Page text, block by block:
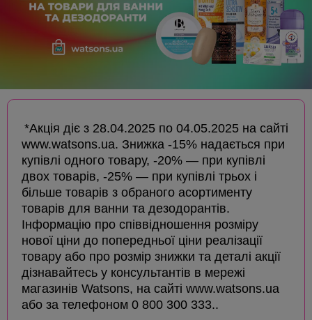
*Акція діє з 28.04.2025 по 04.05.2025 на сайті
www.watsons.ua. Знижка -15% надається при
купівлі одного товару, -20% — при купівлі
двох товарів, -25% — при купівлі трьох і
більше товарів з обраного асортименту
товарів для ванни та дезодорантів.
Інформацію про співвідношення розміру
нової ціни до попередньої ціни реалізації
товару або про розмір знижки та деталі акції
дізнавайтесь у консультантів в мережі
магазинів Watsons, на сайті www.watsons.ua
або за телефоном 0 800 300 333..